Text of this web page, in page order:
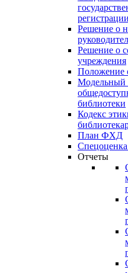
регистрации
Решение о
Решение о
учреждения
Положение
Модельный
библиотеки
Кодекс
План ФХД
Спецоценка
Отчеты